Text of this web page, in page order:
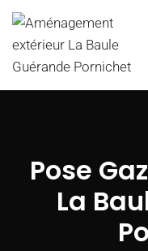
Pose
La